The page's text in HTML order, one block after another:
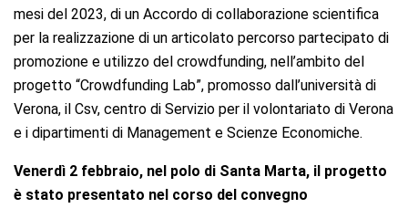
mesi del 2023, di un Accordo di collaborazione scientifica
per la realizzazione di un articolato percorso partecipato di
promozione e utilizzo del crowdfunding, nell’ambito del
progetto “Crowdfunding Lab”, promosso dall’università di
Verona, il Csv, centro di Servizio per il volontariato di Verona
e i dipartimenti di Management e Scienze Economiche.
Venerdì 2 febbraio, nel polo di Santa Marta, il progetto
è stato presentato nel corso del convegno